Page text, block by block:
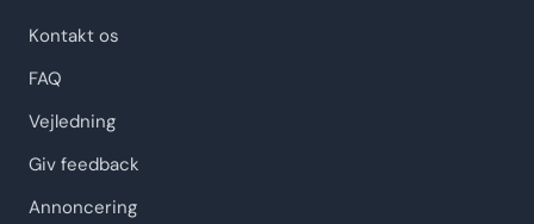
Kontakt os
FAQ
Vejledning
Giv feedback
Annoncering